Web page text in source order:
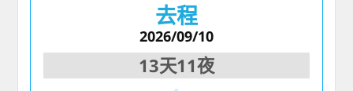
去程
2026/09/10
13天11夜